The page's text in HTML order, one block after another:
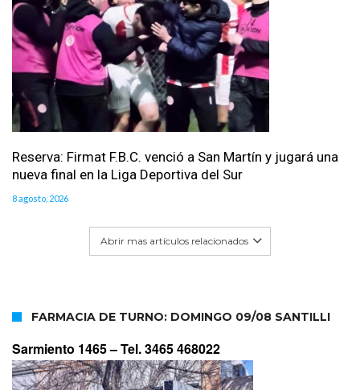
Reserva: Firmat F.B.C. venció a San Martín y jugará una
nueva final en la Liga Deportiva del Sur
8 agosto, 2026
Abrir mas artículos relacionados
FARMACIA DE TURNO: DOMINGO 09/08 SANTILLI
Sarmiento 1465 –Tel. 3465 468022